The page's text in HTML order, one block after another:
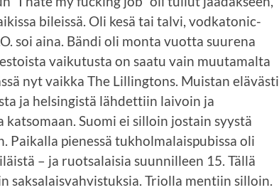
bileissä. Oli kesä tai talvi, vodkatonic-
soi aina. Bändi oli monta vuotta suurena
vaikutusta on saatu vain muutamalta
nyt vaikka The Lillingtons. Muistan elävästi
ja helsingistä lähdettiin laivoin ja
katsomaan. Suomi ei silloin jostain syystä
pienessä tukholmalaispubissa oli
– ja ruotsalaisia suunnilleen 15. Tällä
saksalaisvahvistuksia. Triolla mentiin silloin.